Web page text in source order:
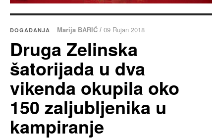
DOGAĐANJA Marija BARIĆ / 09 Rujan 2018
Druga Zelinska
šatorijada u dva
vikenda okupila oko
150 zaljubljenika u
kampiranje